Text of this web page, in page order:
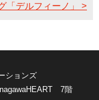
「デルフィーノ」 >
ションズ
7階